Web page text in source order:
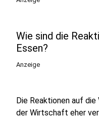
Wie sind die
Essen?
Anzeige
Die Reaktionen auf die
der Wirtschaft eher